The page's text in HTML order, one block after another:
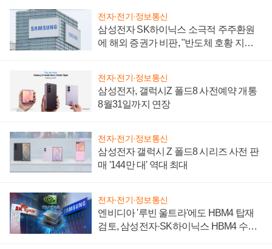
전자·전기·정보통신
삼성전자 SK하이닉스 소극적 주주환원
에 해외 증권가 비판, "반도체 호황 지속
전자·전기·정보통신
삼성전자, 갤럭시Z 폴드8 사전예약 개통
8월31일까지 연장
전자·전기·정보통신
삼성전자 갤럭시 Z 폴드8 시리즈 사전 판
매 '144만 대' 역대 최대
전자·전기·정보통신
엔비디아 '루빈 울트라'에도 HBM4 탑재
검토, 삼성전자·SK하이닉스 HBM4 수율